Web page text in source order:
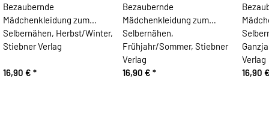
Bezaubernde
Mädchenkleidung zum
Selbernähen, Herbst/Winter,
Stiebner Verlag
16,90 € *
Bezaubernde
Mädchenkleidung zum
Selbernähen,
Frühjahr/Sommer, Stiebner
Verlag
16,90 € *
Verlag
16,90